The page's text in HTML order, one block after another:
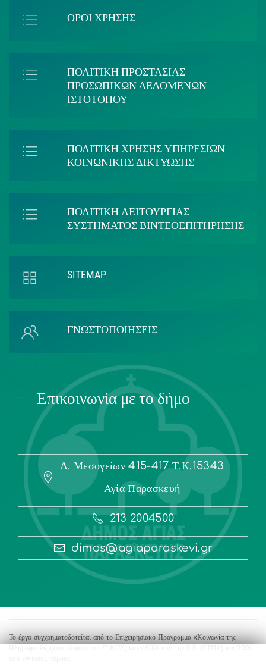
ΟΡΟΙ ΧΡΗΣΗΣ
ΠΟΛΙΤΙΚΗ ΠΡΟΣΤΑΣΙΑΣ
ΠΡΟΣΩΠΙΚΩΝ ΔΕΔΟΜΕΝΩΝ
ΙΣΤΟΤΟΠΟΥ
ΠΟΛΙΤΙΚΗ ΧΡΗΣΗΣ ΥΠΗΡΕΣΙΩΝ
ΚΟΙΝΩΝΙΚΗΣ ΔΙΚΤΥΩΣΗΣ
ΠΟΛΙΤΙΚΗ ΛΕΙΤΟΥΡΓΙΑΣ
ΣΥΣΤΗΜΑΤΟΣ ΒΙΝΤΕΟΕΠΙΤΗΡΗΣΗΣ
SITEMAP
ΓΝΩΣΤΟΠΟΙΗΣΕΙΣ
Επικοινωνία με το δήμο
Λ. Μεσογείων 415-417 Τ.Κ.15343
Αγία Παρασκευή
213 2004500
dimos@agiaparaskevi.gr
Το έργο συγχρηματοδοτείται από το Επιχειρησιακό Πρόγραμμα «Κοινωνία της